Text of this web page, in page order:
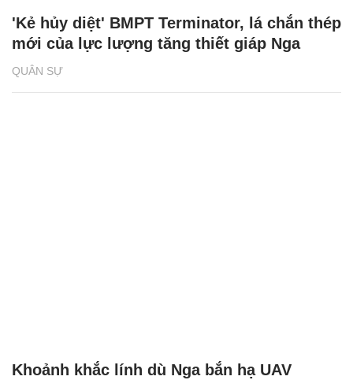
QUÂN SỰ
'Kẻ hủy diệt' BMPT Terminator, lá chắn thép
mới của lực lượng tăng thiết giáp Nga
Khoảnh khắc lính dù Nga bắn hạ UAV